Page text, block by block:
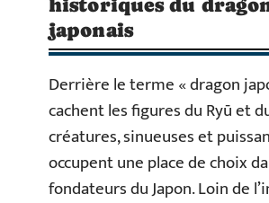
historiques du
japonais
Derrière le terme « dragon
cachent les figures du Ryū et
créatures, sinueuses et
occupent une place de choix
fondateurs du Japon. Loin de